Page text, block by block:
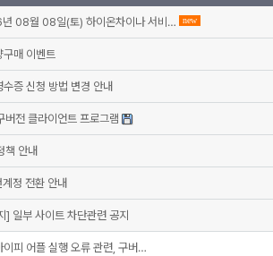
08월 08일(토) 하이온차이나 서비… new
구매 이벤트
증 신청 방법 변경 안내
버전 클라이언트 프로그램
책 안내
정 전환 안내
] 일부 사이트 차단관련 공지
이피 어플 실행 오류 관련, 구버…